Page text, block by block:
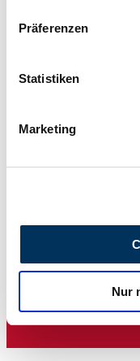
können
bestimmten
Erfahren Sie mehr
analysieren.
Verwendung
soziale Medien,
weiteren Daten
Präferenzen
Statistiken
Marketing
Nur